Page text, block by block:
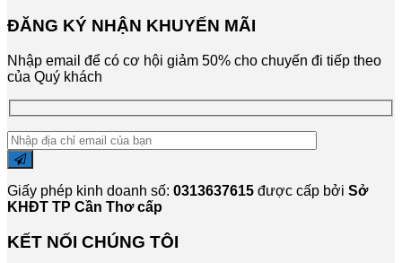
ĐĂNG KÝ NHẬN KHUYẾN MÃI
Nhập email để có cơ hội giảm 50% cho chuyến đi tiếp theo
của Quý khách
Giấy phép kinh doanh số: 0313637615 được cấp bởi Sở
KHĐT TP Cần Thơ cấp
KẾT NỐI CHÚNG TÔI